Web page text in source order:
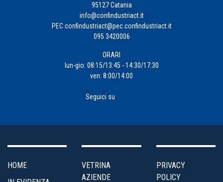
95127 Catania
info@confindustriact.it
PEC confindustriact@pec.confindustriact.it
095 3420006
ORARI
lun-gio: 08:15/13:45 - 14:30/17:30
ven: 8:00/14:00
Seguici su
HOME
VETRINA
AZIENDE
PRIVACY
POLICY